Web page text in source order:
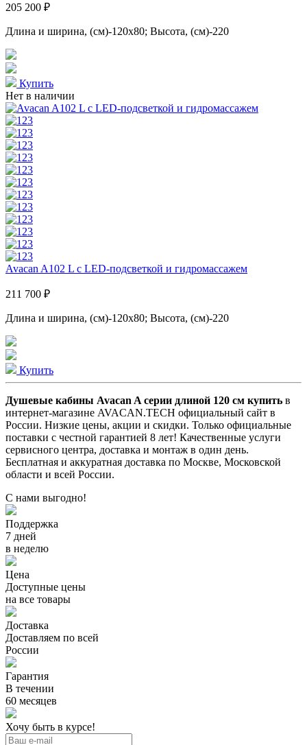
205 200 ₽
Длина и ширина, (см)-120x80; Высота, (см)-220
Купить
Нет в наличии
Avacan A102 L с LED-подсветкой и гидромассажем
211 700 ₽
Длина и ширина, (см)-120x80; Высота, (см)-220
Купить
Душевые кабины Avacan A серии длиной 120 см купить в
интернет-магазине AVACAN.TECH официальный сайт в
России. Низкие цены, акции и скидки. Только официальные
поставки c честной гарантией 8 лет! Качественные услуги
сервисного центра, доставка и монтаж в один день.
Бесплатная и аккуратная доставка по Москве, Московской
области и всей России.
С нами выгодно!
Поддержка
7 дней
в неделю
Цена
Доступные цены
на все товары
Доставка
Доставляем по всей
России
Гарантия
В течении
60 месяцев
Хочу быть в курсе!